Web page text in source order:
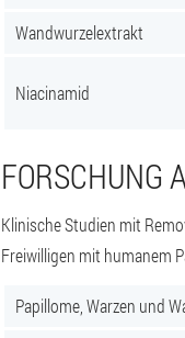
Wandwurzelextrakt
Niacinamid
FORSCHUNG
Klinische Studien mit
Freiwilligen mit humanem
Papillome, Warzen und